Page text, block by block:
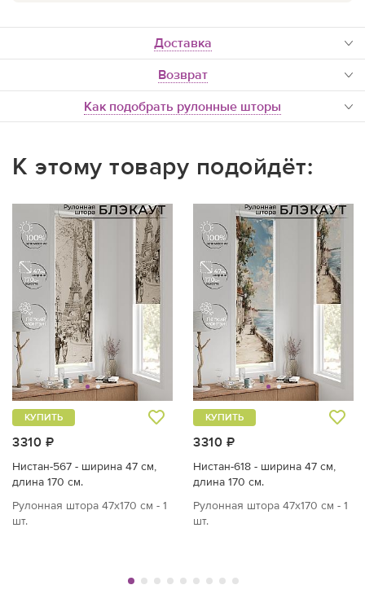
доставка
Возврат
Как подобрать рулонные шторы
К этому товару подойдёт:
3310 ₽
КУПИТЬ
Нистан-567 - ширина 47 см,
длина 170 см.
Рулонная штора 47х170 см - 1
шт.
3310 ₽
КУПИТЬ
Нистан-618 - ширина 47 см,
длина 170 см.
Рулонная штора 47х170 см - 1
шт.